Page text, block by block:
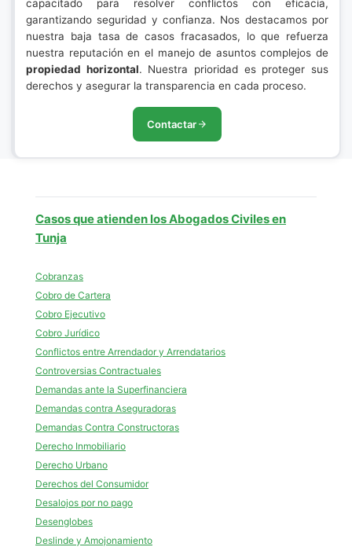
capacitado para resolver conflictos con eficacia,
garantizando seguridad y confianza. Nos destacamos por
nuestra baja tasa de casos fracasados, lo que refuerza
nuestra reputación en el manejo de asuntos complejos de
propiedad horizontal. Nuestra prioridad es proteger sus
derechos y asegurar la transparencia en cada proceso.
Contactar
Casos que atienden los Abogados Civiles en
Tunja
Cobranzas
Cobro de Cartera
Cobro Ejecutivo
Cobro Jurídico
Conflictos entre Arrendador y Arrendatarios
Controversias Contractuales
Demandas ante la Superfinanciera
Demandas contra Aseguradoras
Demandas Contra Constructoras
Derecho Inmobiliario
Derecho Urbano
Derechos del Consumidor
Desalojos por no pago
Desenglobes
Deslinde y Amojonamiento